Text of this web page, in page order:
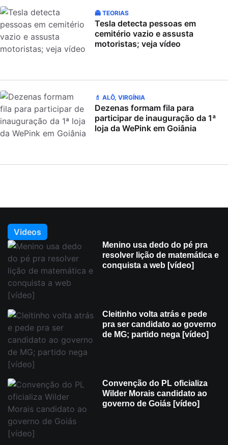
👻 TEORIAS
Tesla detecta pessoas em
cemitério vazio e assusta
motoristas; veja vídeo
💄 ALÔ, VIRGÍNIA
Dezenas formam fila para
participar de inauguração da 1ª
loja da WePink em Goiânia
Videos
Menino usa dedo do pé pra
resolver lição de matemática e
conquista a web [vídeo]
Cleitinho volta atrás e pede
pra ser candidato ao governo
de MG; partido nega [vídeo]
Convenção do PL oficializa
Wilder Morais candidato ao
governo de Goiás [vídeo]